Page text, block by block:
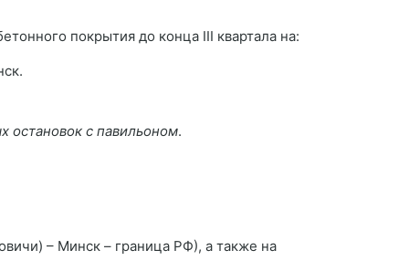
покрытия до конца III квартала на:
остановок с павильоном.
– Минск – граница РФ), а также на